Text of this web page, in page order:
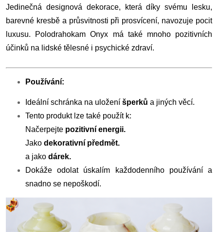
Jedinečná designová dekorace, která díky svému lesku,
barevné kresbě a průsvitnosti při prosvícení, navozuje pocit
luxusu. Polodrahokam Onyx má také mnoho pozitivních
účinků na lidské tělesné i psychické zdraví.
Používání:
Ideální schránka na uložení šperků a jiných věcí.
Tento produkt lze také použít k:
Načerpejte pozitivní energii.
Jako dekorativní předmět.
a jako dárek.
Dokáže odolat úskalím každodenního používání a
snadno se nepoškodí.